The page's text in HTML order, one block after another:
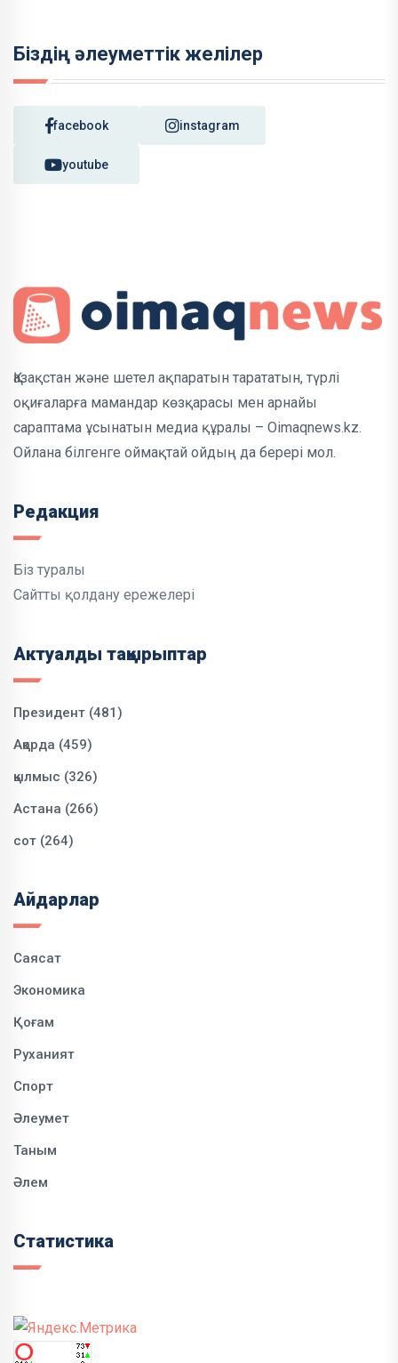
Біздің әлеуметтік желілер
facebook instagram
youtube
Қазақстан және шетел ақпаратын тарататын, түрлі
оқиғаларға мамандар көзқарасы мен арнайы
сараптама ұсынатын медиа құралы – Oimaqnews.kz.
Ойлана білгенге оймақтай ойдың да берері мол.
Редакция
Біз туралы
Сайтты қолдану ережелері
Актуалды тақырыптар
Президент (481)
Ақорда (459)
қылмыс (326)
Астана (266)
сот (264)
Айдарлар
Саясат
Экономика
Қоғам
Руханият
Спорт
Әлеумет
Таным
Әлем
Статистика